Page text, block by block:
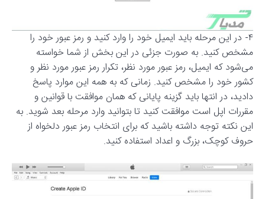
۴- در این مرحله باید ایمیل خود را وارد کنید و رمز عبور خود را
مشخص کنید. به صورت جزئی در این بخش از شما خواسته
می‌شود که ایمیل، رمز عبور مورد نظر، تکرار رمز عبور مورد نظر و
کشور خود را مشخص کنید. زمانی که به همه این موارد پاسخ
دادید، در انتها باید گزینه پایانی که همان موافقت با قوانین و
مقررات اپل است موافقت کنید تا بتوانید وارد مرحله بعد شوید. به
این نکته توجه داشته باشید که برای انتخاب رمز عبور دلخواه از
حروف کوچک، بزرگ و اعداد استفاده کنید.